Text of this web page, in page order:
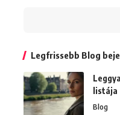
Legfrissebb Blog
listája
Blog